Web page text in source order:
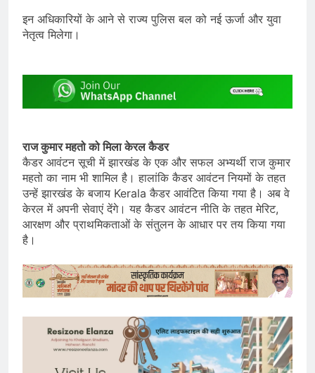
इन अधिकारियों के आने से राज्य पुलिस बल को नई ऊर्जा और युवा
नेतृत्व मिलेगा।
राज कुमार महतो को मिला केरल कैडर
कैडर आवंटन सूची में झारखंड के एक और सफल अभ्यर्थी राज कुमार
महतो का नाम भी शामिल है। हालांकि कैडर आवंटन नियमों के तहत
उन्हें झारखंड के बजाय Kerala कैडर आवंटित किया गया है। अब वे
केरल में अपनी सेवाएं देंगे। यह कैडर आवंटन नीति के तहत मेरिट,
आरक्षण और प्राथमिकताओं के संतुलन के आधार पर तय किया गया
है।